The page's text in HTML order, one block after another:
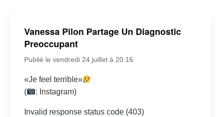
Vanessa Pilon Partage Un Diagnostic
Preoccupant
Publié le vendredi 24 juillet à 20:16
«Je feel terrible»
(
: Instagram)
Invalid response status code (403)